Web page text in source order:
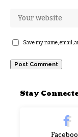
Save my name,
Stay